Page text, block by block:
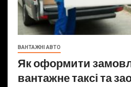
ВАНТАЖНІ АВТО
Як оформити
вантажне таксі та